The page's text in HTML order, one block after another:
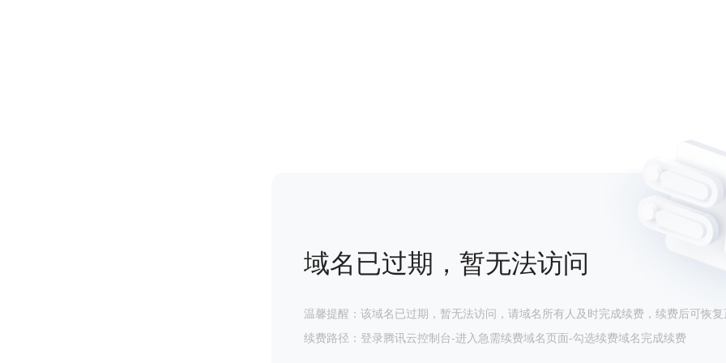
域名已过期，暂无法访问
温馨提醒：该域名已过期，暂无法访问，请域名所有人及时完成续费，续费后可恢复
续费路径：登录腾讯云控制台-进入急需续费域名页面-勾选续费域名完成续费